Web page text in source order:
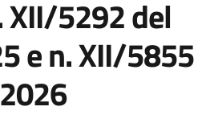
XII/5292 del
e n. XII/5855